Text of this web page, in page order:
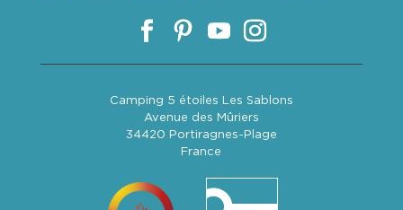
Camping 5 étoiles Les Sablons
Avenue des Mûriers
34420 Portiragnes-Plage
France